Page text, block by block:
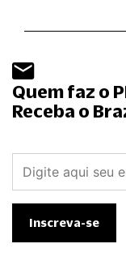
Quem faz o
Receba o